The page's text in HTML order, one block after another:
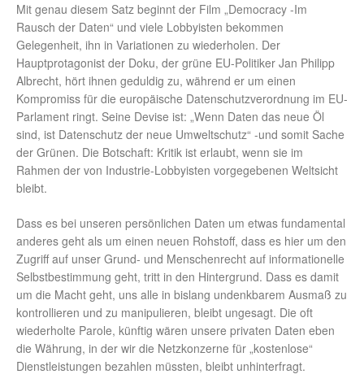
Mit genau diesem Satz beginnt der Film „Democracy -Im
Rausch der Daten“ und viele Lobbyisten bekommen
Gelegenheit, ihn in Variationen zu wiederholen. Der
Hauptprotagonist der Doku, der grüne EU-Politiker Jan Philipp
Albrecht, hört ihnen geduldig zu, während er um einen
Kompromiss für die europäische Datenschutzverordnung im EU-
Parlament ringt. Seine Devise ist: „Wenn Daten das neue Öl
sind, ist Datenschutz der neue Umweltschutz“ -und somit Sache
der Grünen. Die Botschaft: Kritik ist erlaubt, wenn sie im
Rahmen der von Industrie-Lobbyisten vorgegebenen Weltsicht
bleibt.
Dass es bei unseren persönlichen Daten um etwas fundamental
anderes geht als um einen neuen Rohstoff, dass es hier um den
Zugriff auf unser Grund- und Menschenrecht auf informationelle
Selbstbestimmung geht, tritt in den Hintergrund. Dass es damit
um die Macht geht, uns alle in bislang undenkbarem Ausmaß zu
kontrollieren und zu manipulieren, bleibt ungesagt. Die oft
wiederholte Parole, künftig wären unsere privaten Daten eben
die Währung, in der wir die Netzkonzerne für „kostenlose“
Dienstleistungen bezahlen müssten, bleibt unhinterfragt.